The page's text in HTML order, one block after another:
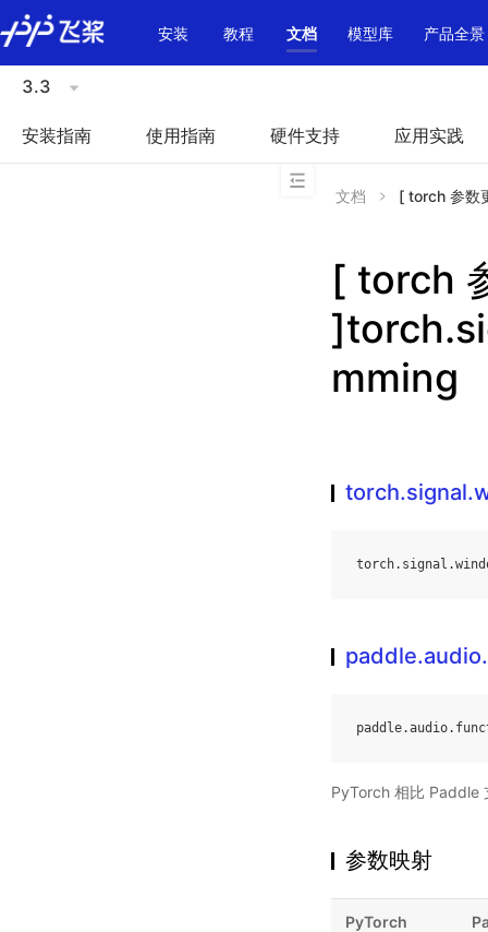
\u200E
安装
教程 文档 模型库 产品全景
3.3
安装指南 使用指南 硬件支持 应用实践
文档 [ torch 参数
[ torch
mming
torch. signal .
paddle.audio.
PyTorch 相比 Paddle
参数映射
PyTorch